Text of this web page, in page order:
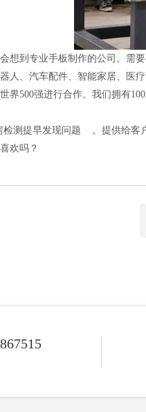
到专业手板制作的公司。需要
人、汽车配件、智能家居、医
500强进行合作。我们拥有100
提早发现问题 。提供给客户
欢吗？